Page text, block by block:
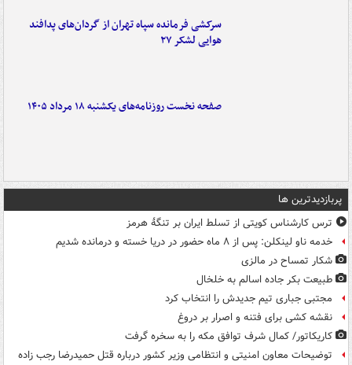
سرکشی فرمانده سپاه تهران از گردان‌های پدافند
هوایی لشکر ۲۷
صفحه نخست روزنامه‌های یکشنبه ۱۸ مرداد ۱۴۰۵
پربازدیدترین ها
ترس کارشناس کویتی از تسلط ایران بر تنگۀ هرمز
خدمه ناو لینکلن: پس از ۸ ماه حضور در دریا خسته و درمانده‌ شدیم
شکار تمساح در مالزی
طبیعت بکر جاده اسالم به خلخال
مجتبی جباری تیم جدیدش را انتخاب کرد
نقشه کشی برای فتنه و اصرار بر دروغ
کاریکاتور/ کمال شرف توافق مکه را به سخره گرفت
توضیحات معاون امنیتی و انتظامی وزیر کشور درباره قتل حمیدرضا رجب زاده